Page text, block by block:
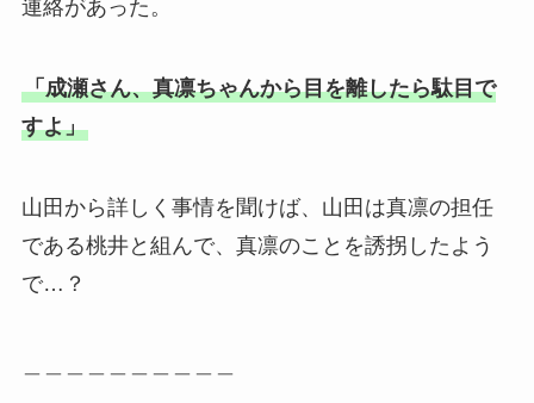
連絡があった。
「成瀬さん、真凛ちゃんから目を離したら駄目で
すよ」
山田から詳しく事情を聞けば、山田は真凛の担任
である桃井と組んで、真凛のことを誘拐したよう
で…？